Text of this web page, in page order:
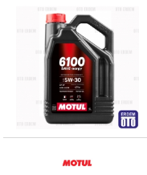
Silecek
Yedekleri